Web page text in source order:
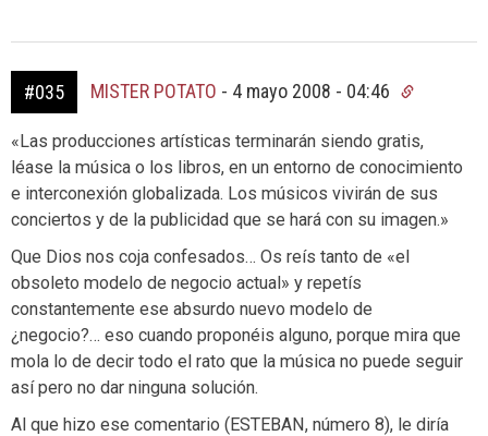
#035 MISTER POTATO - 4 mayo 2008 - 04:46
«Las producciones artísticas terminarán siendo gratis,
léase la música o los libros, en un entorno de conocimiento
e interconexión globalizada. Los músicos vivirán de sus
conciertos y de la publicidad que se hará con su imagen.»
Que Dios nos coja confesados… Os reís tanto de «el
obsoleto modelo de negocio actual» y repetís
constantemente ese absurdo nuevo modelo de
¿negocio?… eso cuando proponéis alguno, porque mira que
mola lo de decir todo el rato que la música no puede seguir
así pero no dar ninguna solución.
Al que hizo ese comentario (ESTEBAN, número 8), le diría